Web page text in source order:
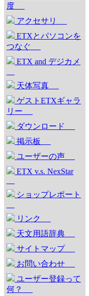
度
アクセサリ
ETXとパソコンを
つなぐ
ETX and デジカメ
天体写真
ゲストETXギャラ
リー
ダウンロード
掲示板
ユーザーの声
ETX v.s. NexStar
ショップレポート
リンク
天文用語辞典
サイトマップ
お問い合わせ
ユーザー登録って
何？